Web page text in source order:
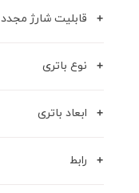
قابلیت شارژ مجدد
نوع باتری
ابعاد باتری
رابط